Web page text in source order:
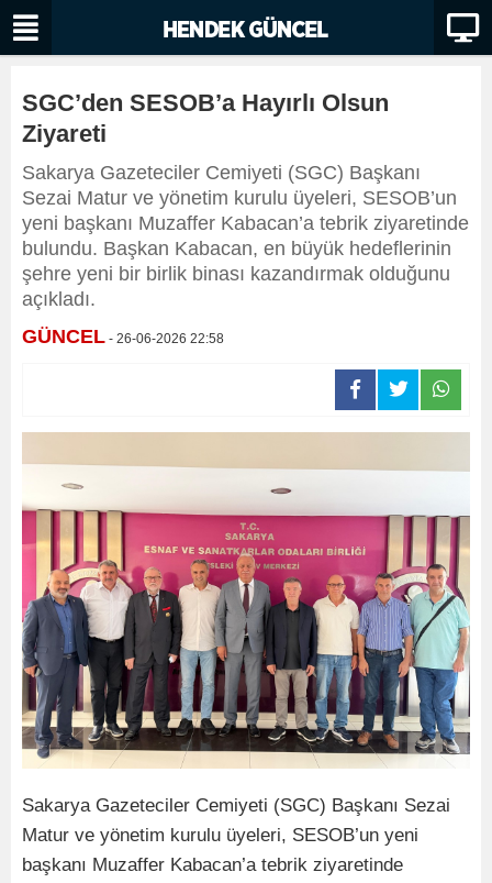
SGC’den SESOB’a Hayırlı Olsun
Ziyareti
Sakarya Gazeteciler Cemiyeti (SGC) Başkanı
Sezai Matur ve yönetim kurulu üyeleri, SESOB’un
yeni başkanı Muzaffer Kabacan’a tebrik ziyaretinde
bulundu. Başkan Kabacan, en büyük hedeflerinin
şehre yeni bir birlik binası kazandırmak olduğunu
açıkladı.
GÜNCEL - 26-06-2026 22:58
Sakarya Gazeteciler Cemiyeti (SGC) Başkanı Sezai
Matur ve yönetim kurulu üyeleri, SESOB’un yeni
başkanı Muzaffer Kabacan’a tebrik ziyaretinde